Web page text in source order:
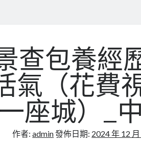
查包養經
氣（花費
座城）_
作者:admin發佈日期: 2024 年 12 月